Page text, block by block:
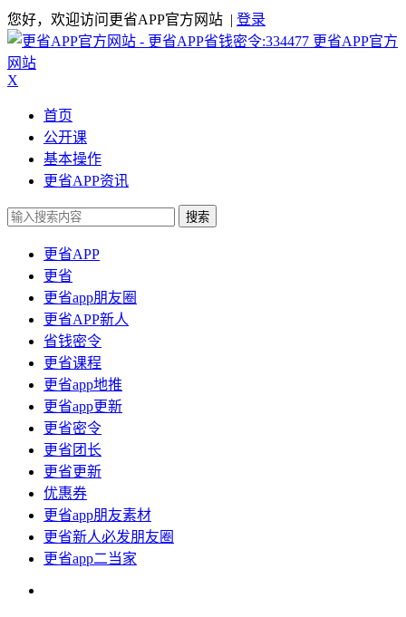
您好，欢迎访问更省APP官方网站 | 登录
更省APP官方
网站
X
首页
公开课
基本操作
更省APP资讯
搜索
更省APP
更省
更省app朋友圈
更省APP新人
省钱密令
更省课程
更省app地推
更省app更新
更省密令
更省团长
更省更新
优惠券
更省app朋友素材
更省新人必发朋友圈
更省app二当家